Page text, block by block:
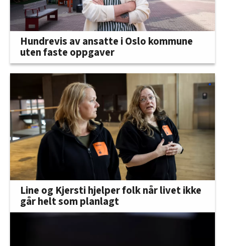
Hundrevis av ansatte i Oslo kommune
uten faste oppgaver
Line og Kjersti hjelper folk når livet ikke
går helt som planlagt